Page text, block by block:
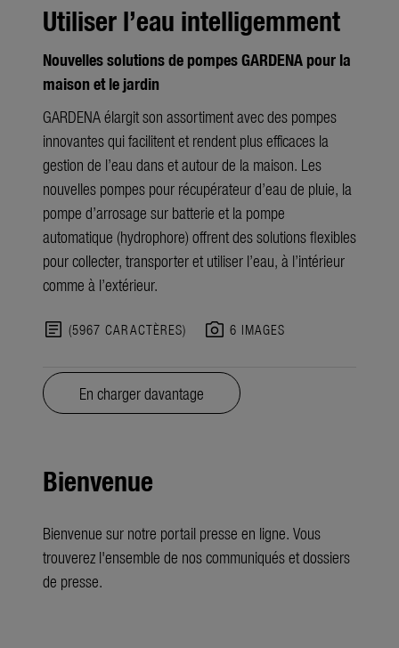
Utiliser l’eau intelligemment
Nouvelles solutions de pompes GARDENA pour la
maison et le jardin
GARDENA élargit son assortiment avec des pompes
innovantes qui facilitent et rendent plus efficaces la
gestion de l’eau dans et autour de la maison. Les
nouvelles pompes pour récupérateur d’eau de pluie, la
pompe d’arrosage sur batterie et la pompe
automatique (hydrophore) offrent des solutions flexibles
pour collecter, transporter et utiliser l’eau, à l’intérieur
comme à l’extérieur.
article (5967 CARACTÈRES) photo_camera 6 IMAGES
En charger davantage
Bienvenue
Bienvenue sur notre portail presse en ligne. Vous
trouverez l'ensemble de nos communiqués et dossiers
de presse.